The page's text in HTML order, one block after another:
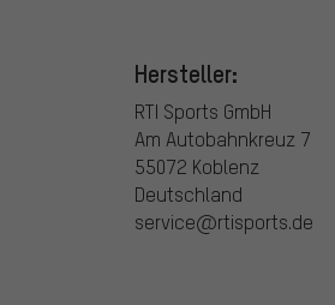
Hersteller:
RTI Sports GmbH
Am Autobahnkreuz 7
55072 Koblenz
Deutschland
service@rtisports.de